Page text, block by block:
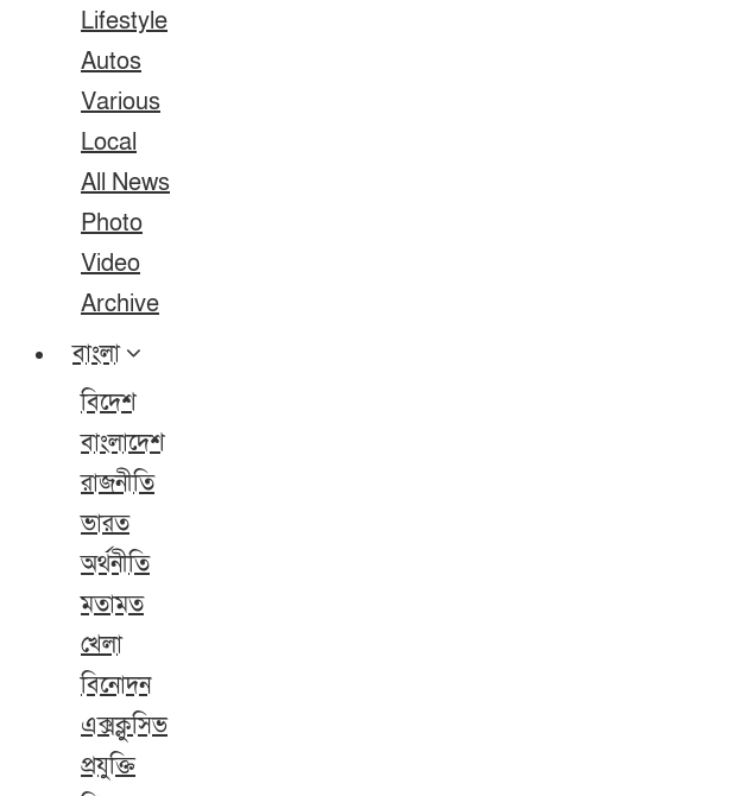
Lifestyle
Autos
Various
Local
All News
Photo
Video
Archive
বাংলা
বিদেশ
বাংলাদেশ
রাজনীতি
ভারত
অর্থনীতি
মতামত
খেলা
বিনোদন
এক্সক্লুসিভ
প্রযুক্তি